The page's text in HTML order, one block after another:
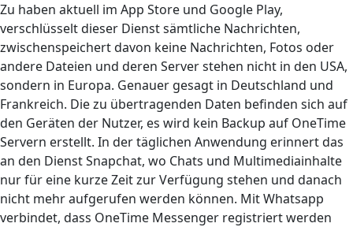
Zu haben aktuell im App Store und Google Play,
verschlüsselt dieser Dienst sämtliche Nachrichten,
zwischenspeichert davon keine Nachrichten, Fotos oder
andere Dateien und deren Server stehen nicht in den USA,
sondern in Europa. Genauer gesagt in Deutschland und
Frankreich. Die zu übertragenden Daten befinden sich auf
den Geräten der Nutzer, es wird kein Backup auf OneTime
Servern erstellt. In der täglichen Anwendung erinnert das
an den Dienst Snapchat, wo Chats und Multimediainhalte
nur für eine kurze Zeit zur Verfügung stehen und danach
nicht mehr aufgerufen werden können. Mit Whatsapp
verbindet, dass OneTime Messenger registriert werden